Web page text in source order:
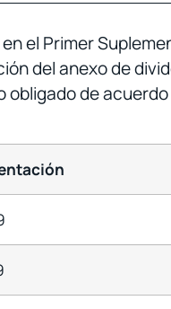
el Primer
del anexo de
de